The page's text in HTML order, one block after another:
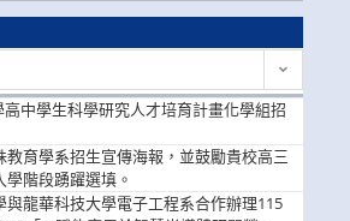
高中學生科學研究人才培育計畫化學組招
教育學系招生宣傳海報，並鼓勵貴校高三
階段踴躍選填。
與龍華科技大學電子工程系合作辦理115